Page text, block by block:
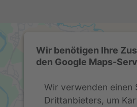
Wir benötigen Ihre
den Google Maps-
Wir verwenden einen
Drittanbieters, um